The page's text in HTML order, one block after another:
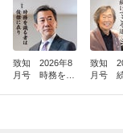
致知 2026年8
月号 時務を識
致知
月号 続